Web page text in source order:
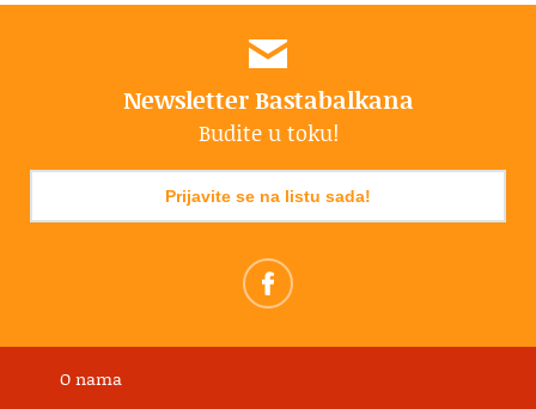
Newsletter Bastabalkana
Budite u toku!
Prijavite se na listu sada!
O nama